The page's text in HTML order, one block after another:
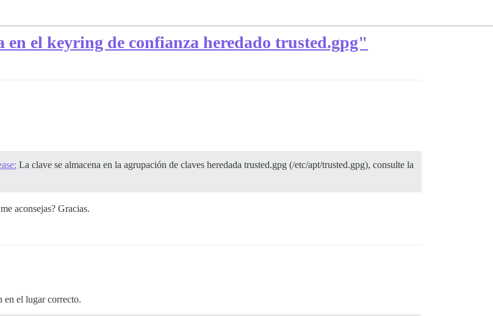
el keyring de confianza heredado trusted.gpg"
La clave se almacena en la agrupación de claves heredada trusted.gpg (/etc/apt/trusted.gpg), consulte la
aconsejas? Gracias.
en el lugar correcto.